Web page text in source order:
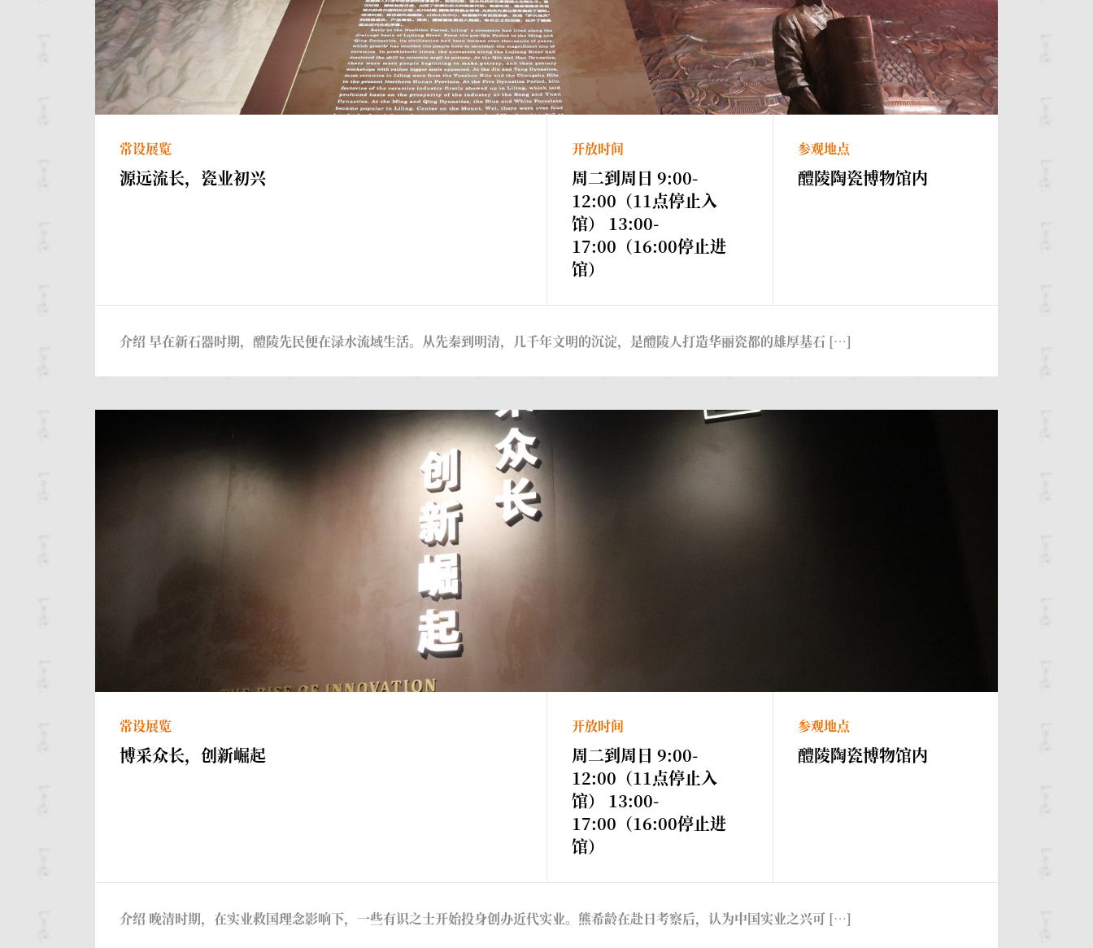
常设展览
源远流长，瓷业初兴
开放时间
周二到周日 9:00-
12:00（11点停止入
馆） 13:00-
17:00（16:00停止进
馆）
参观地点
醴陵陶瓷博物馆内
介绍 早在新石器时期，醴陵先民便在渌水流域生活。从先秦到明清，几千年文明的沉淀，是醴陵人打造华丽瓷都的雄厚基石 […]
常设展览
博采众长，创新崛起
开放时间
周二到周日 9:00-
12:00（11点停止入
馆） 13:00-
17:00（16:00停止进
馆）
参观地点
醴陵陶瓷博物馆内
介绍 晚清时期，在实业救国理念影响下，一些有识之士开始投身创办近代实业。熊希龄在赴日考察后，认为中国实业之兴可 […]